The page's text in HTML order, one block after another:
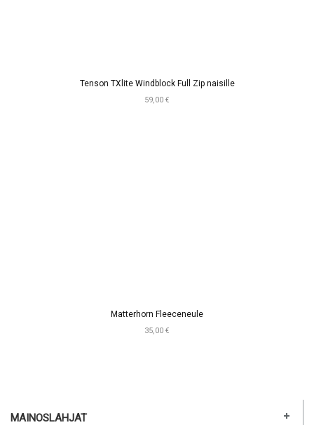
Tenson TXlite Windblock Full Zip naisille
59,00 €
Matterhorn Fleeceneule
35,00 €
MAINOSLAHJAT